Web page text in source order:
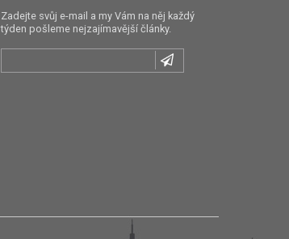
Zadejte svůj e-mail a my Vám na něj každý
týden pošleme nejzajímavější články.